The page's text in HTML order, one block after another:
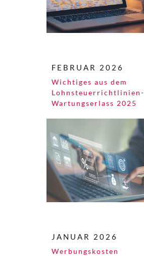
FEBRUAR 2026
Wichtiges aus dem
Lohnsteuerrichtlinien-
Wartungserlass 2025
JANUAR 2026
Werbungskosten